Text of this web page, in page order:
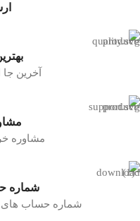
آخرین جا
مشاوره
شماره
شماره حساب های